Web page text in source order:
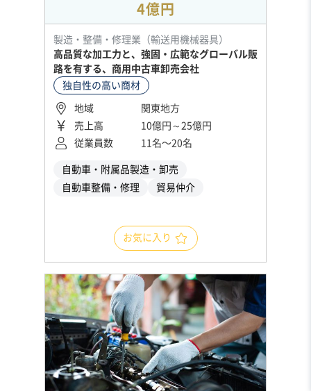
4億円
製造・整備・修理業（輸送用機械器具）
高品質な加工力と、強固・広範なグローバル販
路を有する、商用中古車卸売会社
独自性の高い商材
地域
関東地方
売上高
10億円～25億円
従業員数
11名〜20名
自動車・附属品製造・卸売
自動車整備・修理
貿易仲介
お気に入り